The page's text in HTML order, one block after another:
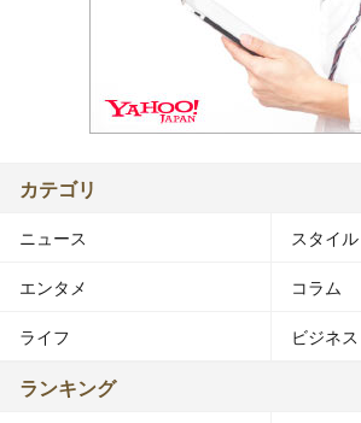
カテゴリ
ニュース スタイル
エンタメ コラム
ライフ ビジネス
ランキング